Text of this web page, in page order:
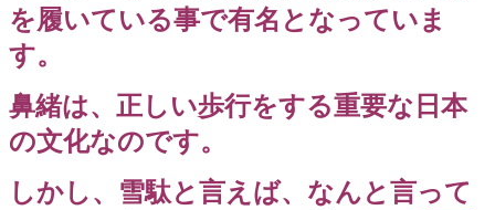
を履いている事で有名となっていま
す。
鼻緒は、正しい歩行をする重要な日本
の文化なのです。
しかし、雪駄と言えば、なんと言って